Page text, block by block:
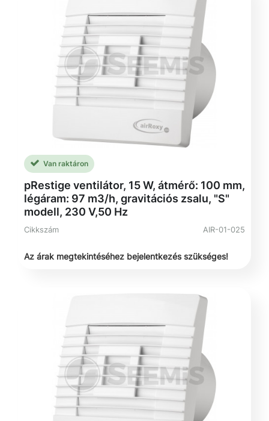
Van raktáron
pRestige ventilátor, 15 W, átmérő: 100 mm,
légáram: 97 m3/h, gravitációs zsalu, "S"
modell, 230 V,50 Hz
Cikkszám AIR-01-025
Az árak megtekintéséhez bejelentkezés szükséges!